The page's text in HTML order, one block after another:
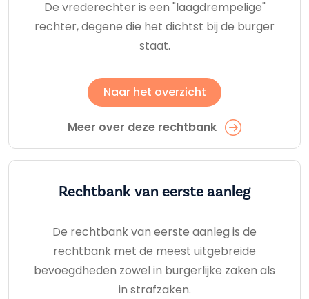
De vrederechter is een "laagdrempelige"
rechter, degene die het dichtst bij de burger
staat.
Naar het overzicht
Meer over deze rechtbank
Rechtbank van eerste aanleg
De rechtbank van eerste aanleg is de
rechtbank met de meest uitgebreide
bevoegdheden zowel in burgerlijke zaken als
in strafzaken.